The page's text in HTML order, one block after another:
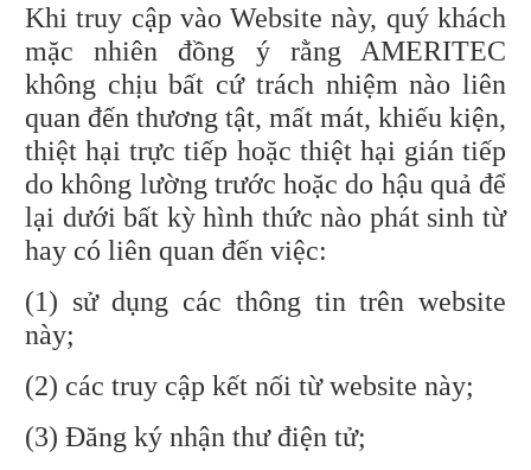
Khi truy cập vào Website này, quý khách
mặc nhiên đồng ý rằng AMERITEC
không chịu bất cứ trách nhiệm nào liên
quan đến thương tật, mất mát, khiếu kiện,
thiệt hại trực tiếp hoặc thiệt hại gián tiếp
do không lường trước hoặc do hậu quả để
lại dưới bất kỳ hình thức nào phát sinh từ
hay có liên quan đến việc:
(1) sử dụng các thông tin trên website
này;
(2) các truy cập kết nối từ website này;
(3) Đăng ký nhận thư điện tử;